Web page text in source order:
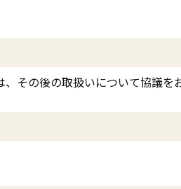
その後の取扱いについて協議を